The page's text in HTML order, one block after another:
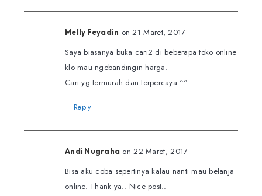
Melly Feyadin on 21 Maret, 2017
Saya biasanya buka cari2 di beberapa toko online
klo mau ngebandingin harga.
Cari yg termurah dan terpercaya ^^
Reply
Andi Nugraha on 22 Maret, 2017
Bisa aku coba sepertinya kalau nanti mau belanja
online. Thank ya.. Nice post..